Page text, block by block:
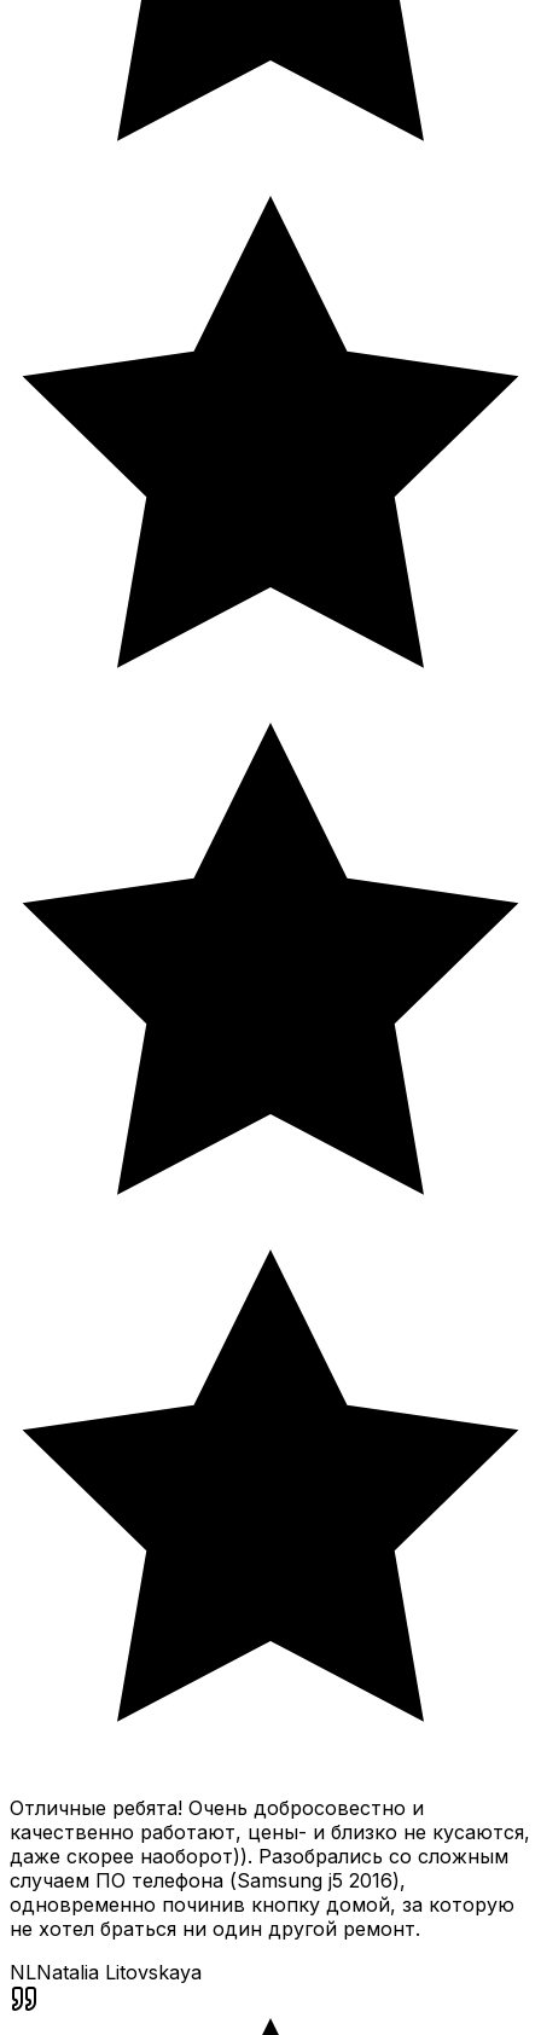
Отличные ребята! Очень добросовестно и
качественно работают, цены- и близко не кусаются,
даже скорее наоборот)). Разобрались со сложным
случаем ПО телефона (Samsung j5 2016),
одновременно починив кнопку домой, за которую
не хотел браться ни один другой ремонт.
NLNatalia Litovskaya